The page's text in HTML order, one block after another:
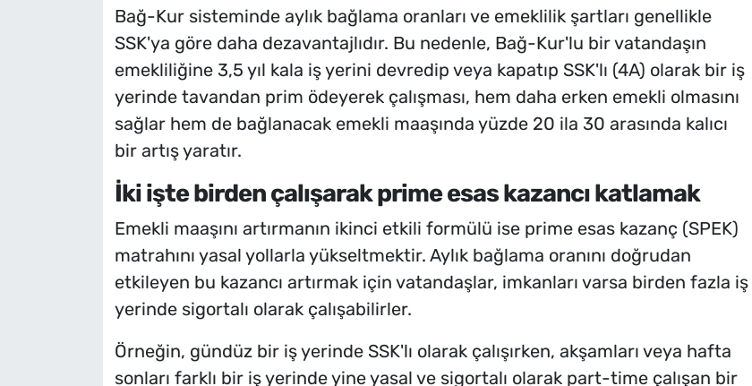
Bağ-Kur sisteminde aylık bağlama oranları ve emeklilik şartları genellikle
SSK'ya göre daha dezavantajlıdır. Bu nedenle, Bağ-Kur'lu bir vatandaşın
emekliliğine 3,5 yıl kala iş yerini devredip veya kapatıp SSK'lı (4A) olarak bir iş
yerinde tavandan prim ödeyerek çalışması, hem daha erken emekli olmasını
sağlar hem de bağlanacak emekli maaşında yüzde 20 ila 30 arasında kalıcı
bir artış yaratır.
İki işte birden çalışarak prime esas kazancı katlamak
Emekli maaşını artırmanın ikinci etkili formülü ise prime esas kazanç (SPEK)
matrahını yasal yollarla yükseltmektir. Aylık bağlama oranını doğrudan
etkileyen bu kazancı artırmak için vatandaşlar, imkanları varsa birden fazla iş
yerinde sigortalı olarak çalışabilirler.
Örneğin, gündüz bir iş yerinde SSK'lı olarak çalışırken, akşamları veya hafta
sonları farklı bir iş yerinde yine yasal ve sigortalı olarak part-time çalışan bir